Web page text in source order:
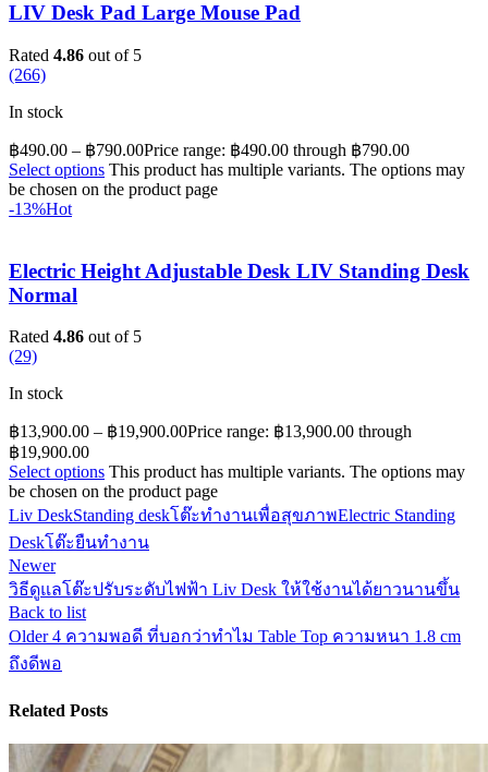
LIV Desk Pad Large Mouse Pad
Rated 4.86 out of 5
(266)
In stock
฿490.00 – ฿790.00Price range: ฿490.00 through ฿790.00
Select options This product has multiple variants. The options may
be chosen on the product page
-13%Hot
Electric Height Adjustable Desk LIV Standing Desk
Normal
Rated 4.86 out of 5
(29)
In stock
฿13,900.00 – ฿19,900.00Price range: ฿13,900.00 through
฿19,900.00
Select options This product has multiple variants. The options may
be chosen on the product page
Liv DeskStanding deskโต๊ะทำงานเพื่อสุขภาพElectric Standing
Deskโต๊ะยืนทำงาน
Newer
วิธีดูแลโต๊ะปรับระดับไฟฟ้า Liv Desk ให้ใช้งานได้ยาวนานขึ้น
Back to list
Older 4 ความพอดี ที่บอกว่าทำไม Table Top ความหนา 1.8 cm
ถึงดีพอ
Related Posts